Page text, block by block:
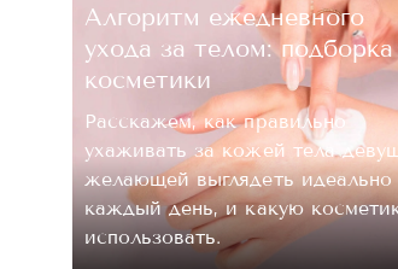
Алгоритм ежедневного
ухода за телом: подборка
косметики
Расскажем, как правильно
ухаживать за кожей тела
желающей выглядеть идеально
каждый день, и какую
использовать.